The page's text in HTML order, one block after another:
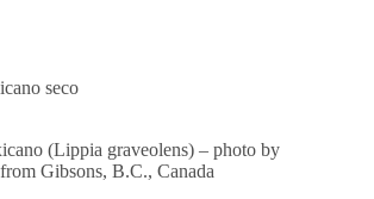
seco
(Lippia graveolens) – photo by
Gibsons, B.C., Canada